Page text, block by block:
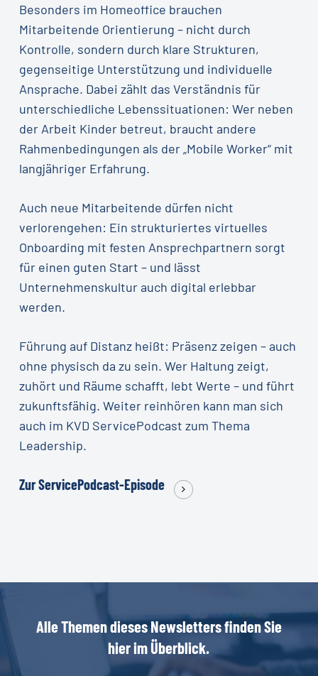
Besonders im Homeoffice brauchen
Mitarbeitende Orientierung – nicht durch
Kontrolle, sondern durch klare Strukturen,
gegenseitige Unterstützung und individuelle
Ansprache. Dabei zählt das Verständnis für
unterschiedliche Lebenssituationen: Wer neben
der Arbeit Kinder betreut, braucht andere
Rahmenbedingungen als der „Mobile Worker“ mit
langjähriger Erfahrung.
Auch neue Mitarbeitende dürfen nicht
verlorengehen: Ein strukturiertes virtuelles
Onboarding mit festen Ansprechpartnern sorgt
für einen guten Start – und lässt
Unternehmenskultur auch digital erlebbar
werden.
Führung auf Distanz heißt: Präsenz zeigen – auch
ohne physisch da zu sein. Wer Haltung zeigt,
zuhört und Räume schafft, lebt Werte – und führt
zukunftsfähig. Weiter reinhören kann man sich
auch im KVD ServicePodcast zum Thema
Leadership.
Zur ServicePodcast-Episode
AlleThemendiesesNewslettersfindenSie
hierimÜberblick.